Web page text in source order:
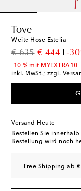
Tove
Weite Hose Estelia
€ 635
original price
€ 444
discount
-
-10 % mit MYEXTRA10
inkl. MwSt.; zzgl.
Versand Heute
Bestellen Sie innerhalb
Bestellung wird noch
Free Shipping ab